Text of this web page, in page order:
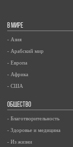
В МИРЕ
- Азия
- Арабский мир
- Европа
- Африка
- США
ОБЩЕСТВО
- Благотворительность
- Здоровье и медицина
- Из жизни